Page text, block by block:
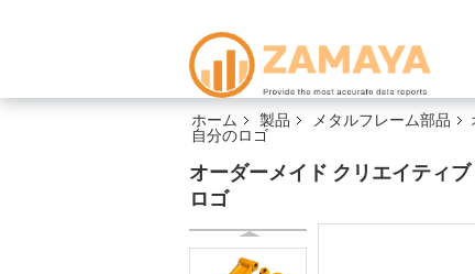
ホーム 製品 メタルフレーム部品
自分のロゴ
オーダーメイド クリエイティ
ロゴ